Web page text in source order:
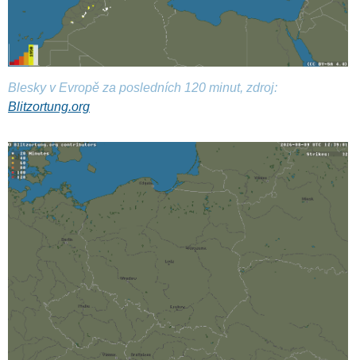
Blesky v Evropě za posledních 120 minut, zdroj:
Blitzortung.org